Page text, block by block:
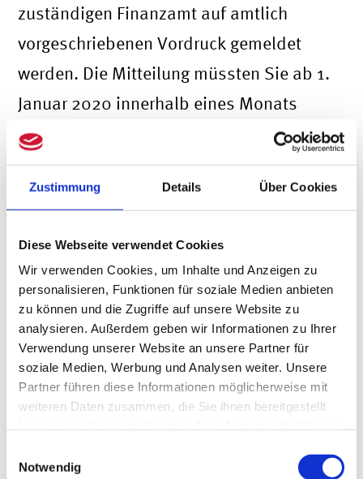
Zustimmung Details Über Cookies
Diese Webseite verwendet Cookies
Wir verwenden Cookies, um Inhalte und Anzeigen zu
personalisieren, Funktionen für soziale Medien anbieten
zu können und die Zugriffe auf unsere Website zu
analysieren. Außerdem geben wir Informationen zu Ihrer
Verwendung unserer Website an unsere Partner für
soziale Medien, Werbung und Analysen weiter. Unsere
Partner führen diese Informationen möglicherweise mit
weiteren Daten zusammen, die Sie ihnen bereitgestellt
Notwendig
zuständigen Finanzamt auf amtlich
vorgeschriebenen Vordruck gemeldet
werden. Die Mitteilung müssten Sie ab 1.
Januar 2020 innerhalb eines Monats
nach Anschaffung oder
Außerbetriebnahme des elektronischen
Kassensystems vornehmen. Zum 1.
hätten auch gemeldet werden müssen –
aber noch müssen Sie nichts
unternehmen.
Diese Informationen muss
Ihre Kassenmitteilung
enthalten.
1. Name des/der Steuerpflichtigen,